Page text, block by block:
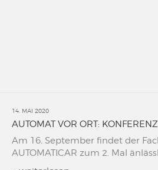
14. MAI 2020
AUTOMAT VOR ORT:
Am 16. September findet der
AUTOMATICAR zum 2. Mal